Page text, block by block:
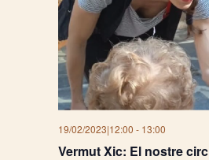
Vermut Xic: El nostre circ
19/02/2023|12:00 - 13:00